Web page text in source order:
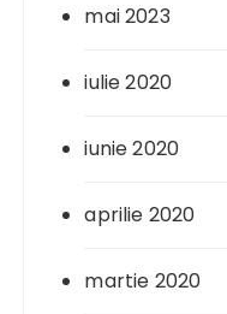
mai 2023
iulie 2020
iunie 2020
aprilie 2020
martie 2020